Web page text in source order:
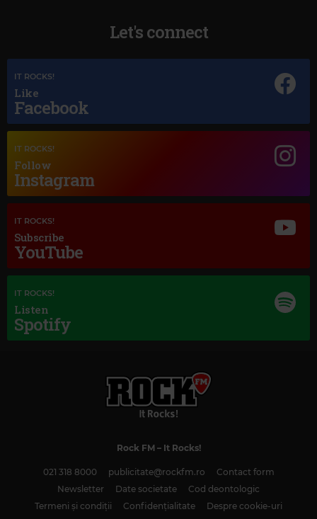
Magic Jazz
FLORA MARTINEZ–BLUE MOON
Magic Classic Music
TRAGIC OVERTURE, OP. 81
Let's connect
IT ROCKS!
Like
Facebook
IT ROCKS!
Follow
Instagram
IT ROCKS!
Subscribe
YouTube
IT ROCKS!
Listen
Spotify
Rock FM– It Rocks!
021 318 8000 publicitate@rockfm.ro
Contact form
Newsletter
Date societate
Cod deontologic
Termeni și condiții
Confidențialitate
Despre cookie-uri